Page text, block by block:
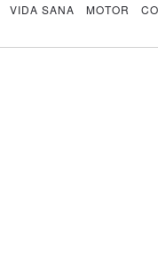
VIDA SANA MOTOR